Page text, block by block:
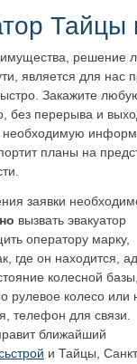
Тайцы
решение
является для
Закажите
без перерыва и
необходимую
планы на
заявки
вызвать эвакуатор
оператору марку,
где он находится,
колесной базы,
рулевое колесо или
телефон для связи.
ближайший
и Тайцы ,